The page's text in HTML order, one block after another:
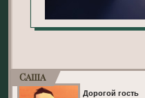
Саша
Дорогой гость